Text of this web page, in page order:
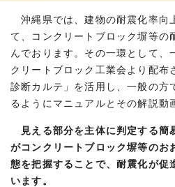
沖縄県では、建物の耐震化率向
て、コンクリートブロック塀等の
んでおります。その一環として、
クリートブロック工業会より配布
診断カルテ」を活用し、一般の方
るようにマニュアルとその解説動
見える部分を主体に判定する簡
がコンクリートブロック塀等のお
態を把握することで、耐震化が促
います。